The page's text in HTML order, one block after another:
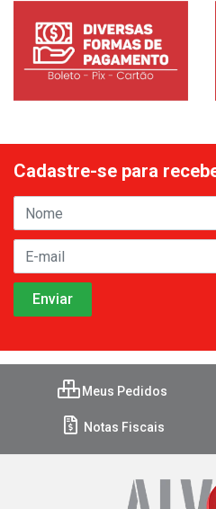
Cadastre-se para
Meus Pedidos
Notas Fiscais